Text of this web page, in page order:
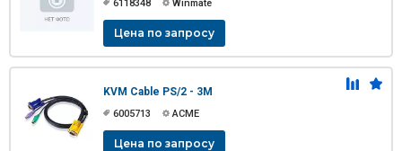
6118348 Winmate
Цена по запросу
KVM Cable PS/2 - 3M
6005713 ACME
Цена по запросу